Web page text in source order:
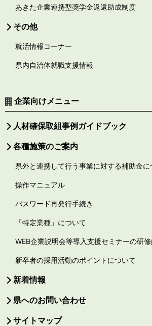
あきた企業連携型奨学金返還助成制度
その他
就活情報コーナー
県内自治体就職支援情報
企業向けメニュー
人材確保取組事例ガイドブック
各種施策のご案内
県外と連携して行う事業に対する補助金に
操作マニュアル
パスワード再発行手続き
「特定業種」について
WEB企業説明会等導入支援セミナーの研修
新卒者の採用活動のポイントについて
新着情報
県へのお問い合わせ
サイトマップ